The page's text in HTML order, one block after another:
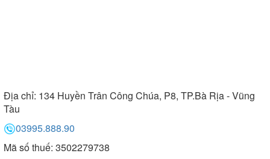
Địa chỉ: 134 Huyền Trân Công Chúa, P8, TP.Bà Rịa - Vũng
Tàu
03995.888.90
Mã số thuế: 3502279738